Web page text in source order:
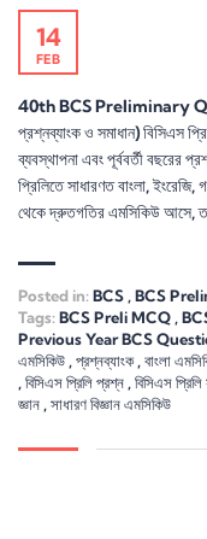
14
FEB
40th BCS Preliminary
প্রশ্নব্যাংক ও সমাধান) বিসিএস
ব্যবস্থাপনা এবং পূর্ববর্তী বছরের
প্রিলিতে সাধারণত বাংলা, ইংরেজি,
থেকে দ্রুতগতির এমসিকিউ আসে,
Posted in:BCS , BCS
Tags:BCS Preli MCQ ,
Previous Year BCS
এমসিকিউ , প্রশ্নব্যাংক, বাংলা
, বিসিএস প্রিলি প্রশ্ন , বিসিএস
জ্ঞান , সাধারণ বিজ্ঞান এমসিকিউ